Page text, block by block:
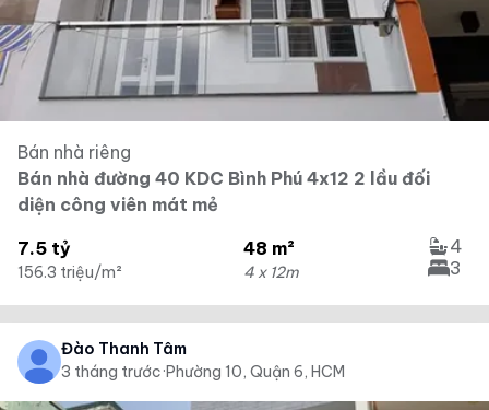
Bán nhà riêng
Bán nhà đường 40 KDC Bình Phú 4x12 2 lầu đối
diện công viên mát mẻ
7.5 tỷ
156.3 triệu/m²
48 m²
4 x 12m
4
3
Đào Thanh Tâm
3 tháng trước·Phường 10, Quận 6, HCM